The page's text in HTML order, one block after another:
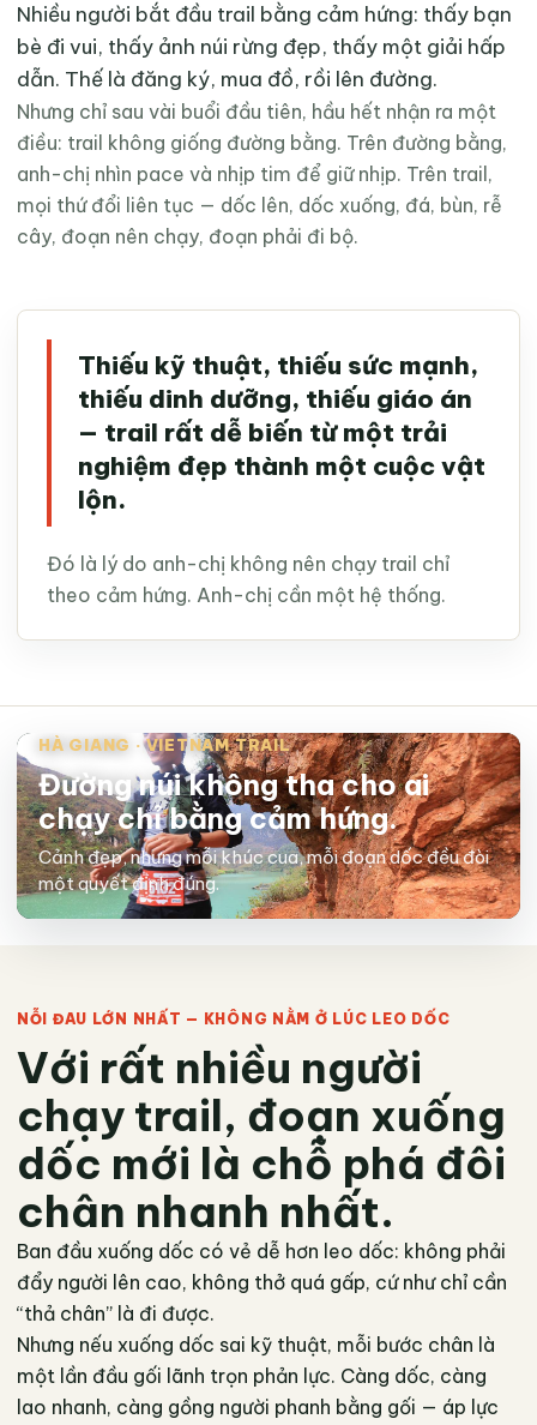
Nhiều người bắt đầu trail bằng cảm hứng: thấy bạn
bè đi vui, thấy ảnh núi rừng đẹp, thấy một giải hấp
dẫn. Thế là đăng ký, mua đồ, rồi lên đường.
Nhưng chỉ sau vài buổi đầu tiên, hầu hết nhận ra một
điều: trail không giống đường bằng. Trên đường bằng,
anh-chị nhìn pace và nhịp tim để giữ nhịp. Trên trail,
mọi thứ đổi liên tục — dốc lên, dốc xuống, đá, bùn, rễ
cây, đoạn nên chạy, đoạn phải đi bộ.
Thiếu kỹ thuật, thiếu sức mạnh,
thiếu dinh dưỡng, thiếu giáo án
— trail rất dễ biến từ một trải
nghiệm đẹp thành một cuộc vật
lộn.
Đó là lý do anh-chị không nên chạy trail chỉ
theo cảm hứng. Anh-chị cần một hệ thống.
HÀ GIANG · VIETNAM TRAIL
Đường núi không tha cho ai
chạy chỉ bằng cảm hứng.
Cảnh đẹp, nhưng mỗi khúc cua, mỗi đoạn dốc đều đòi
một quyết định đúng.
NỖI ĐAU LỚN NHẤT — KHÔNG NẰM Ở LÚC LEO DỐC
Với rất nhiều người
chạy trail, đoạn xuống
dốc mới là chỗ phá đôi
chân nhanh nhất.
Ban đầu xuống dốc có vẻ dễ hơn leo dốc: không phải
đẩy người lên cao, không thở quá gấp, cứ như chỉ cần
“thả chân” là đi được.
Nhưng nếu xuống dốc sai kỹ thuật, mỗi bước chân là
một lần đầu gối lãnh trọn phản lực. Càng dốc, càng
lao nhanh, càng gồng người phanh bằng gối — áp lực